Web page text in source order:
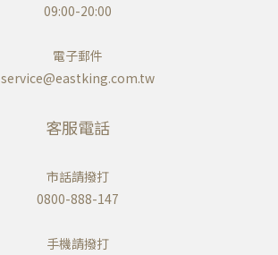
09:00-20:00
電子郵件
service@eastking.com.tw
客服電話
市話請撥打
0800-888-147
手機請撥打